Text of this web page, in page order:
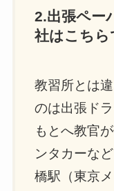
2.出張ペー
社はこちら
教習所とは
のは出張ド
もとへ教官
ンタカーな
橋駅（東京